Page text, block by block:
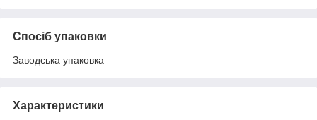
Спосіб упаковки
Заводська упаковка
Характеристики